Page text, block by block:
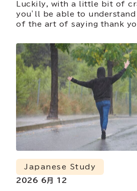
Luckily, with a little bit of
you’ll be able to
of the art of saying thank
Japanese Study
2026 6月 12